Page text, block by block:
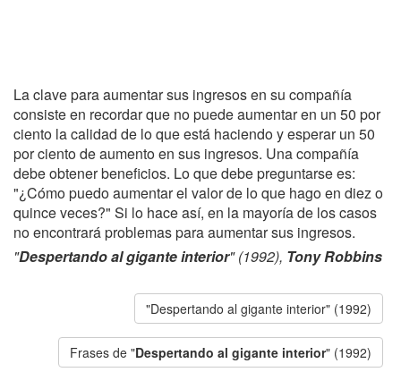
La clave para aumentar sus ingresos en su compañía
consiste en recordar que no puede aumentar en un 50 por
ciento la calidad de lo que está haciendo y esperar un 50
por ciento de aumento en sus ingresos. Una compañía
debe obtener beneficios. Lo que debe preguntarse es:
"¿Cómo puedo aumentar el valor de lo que hago en diez o
quince veces?" Si lo hace así, en la mayoría de los casos
no encontrará problemas para aumentar sus ingresos.
"Despertando al gigante interior" (1992), Tony Robbins
"Despertando al gigante interior" (1992)
Frases de "Despertando al gigante interior" (1992)